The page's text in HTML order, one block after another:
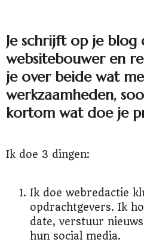
Je schrijft op je blog
websitebouwer en
je over beide wat
werkzaamheden,
kortom wat doe je
Ik doe 3 dingen:
Ik doe webredactie
opdrachtgevers. Ik
date, verstuur
hun social media.